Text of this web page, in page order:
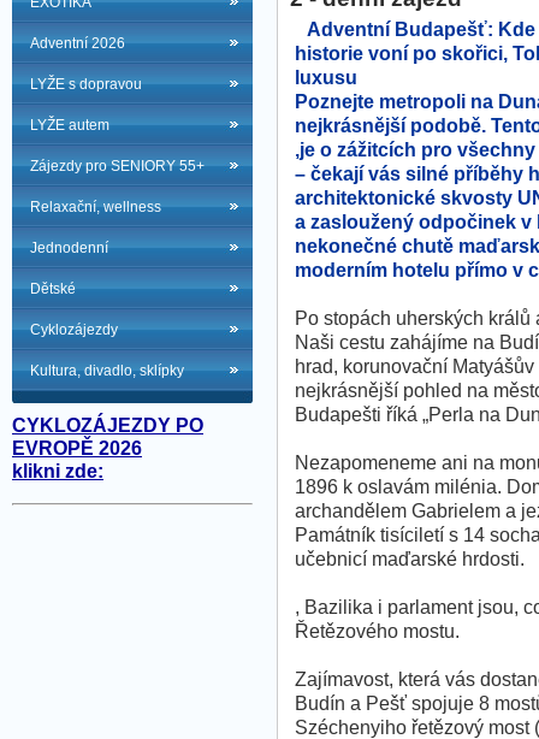
Adventní 2026
LYŽE s dopravou
LYŽE autem
Zájezdy pro SENIORY 55+
Relaxační, wellness
Jednodenní
Dětské
Cyklozájezdy
Kultura, divadlo, sklípky
CYKLOZÁJEZDY PO
EVROPĚ 2026
klikni zde:
Adventní Budapešť: Kde
historie voní po skořici,
luxusu
Poznejte metropoli na
nejkrásnější podobě.
,je o zážitcích pro
– čekají vás silné příběhy
architektonické skvosty
a zasloužený odpočinek v
nekonečné chutě
moderním hotelu přímo v
Po stopách uherských
Naši cestu zahájíme na
hrad, korunovační
nejkrásnější pohled na
Budapešti říká „Perla na
Nezapomeneme ani na
1896 k oslavám milénia.
archandělem Gabrielem a
Památník tisíciletí s 14
učebnicí maďarské hrdosti.
, Bazilika i parlament jsou,
Řetězového mostu.
Zajímavost, která vás
Budín a Pešť spojuje 8
Széchenyiho řetězový most